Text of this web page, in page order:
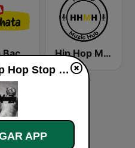
Latina Bachata Hip Hop Muzic Hub
GotRadio - Hip Hop Stop en directo
APP